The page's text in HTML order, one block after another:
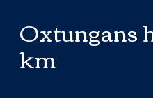
Oxtungans
km